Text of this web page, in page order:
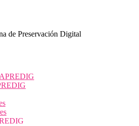
de Preservación Digital